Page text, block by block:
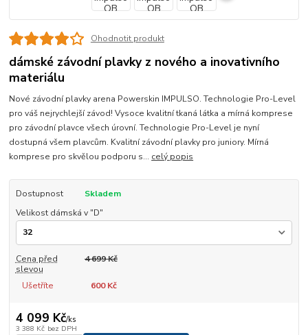
Ohodnotit produkt
dámské závodní plavky z nového a inovativního
materiálu
Nové závodní plavky arena Powerskin IMPULSO. Technologie Pro-Level
pro váš nejrychlejší závod! Vysoce kvalitní tkaná látka a mírná komprese
pro závodní plavce všech úrovní. Technologie Pro-Level je nyní
dostupná všem plavcům. Kvalitní závodní plavky pro juniory. Mírná
komprese pro skvělou podporu s... celý popis
Dostupnost
Skladem
Velikost dámská v "D"
Cena před
slevou
4 699 Kč
Ušetříte 600 Kč
4 099 Kč/ks
3 388 Kč bez DPH